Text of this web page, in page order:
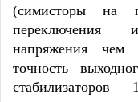
(симисторы на
переключения
напряжения
точность
стабилизаторов —